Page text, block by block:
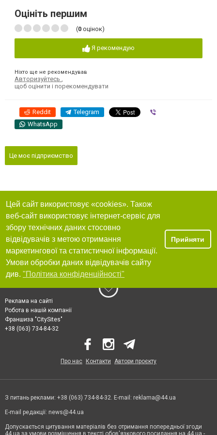
Оцініть першим
(0 оцінок)
Я рекомендую
Ніхто ще не рекомендував
Авторизуйтесь
щоб оцінити і порекомендувати
Reddit Telegram
WhatsApp
Це моє підприємство
Цей сайт використовує «cookies». Також
веб-сайт використовує інтернет-сервіс для
збору технічних даних стосовно
відвідувачів з метою отримання
маркетингової та статистичної інформації.
Умови обробки даних відвідувачів сайту
див. "Політика конфіденційності"
Прийняти
Реклама на сайті
Робота в нашій компанії
Франшиза "CitySites"
+38 (063) 734-84-32
Про нас Контакти Автори проєкту
З питань реклами: +38 (063) 734-84-32. E-mail: reklama@44.ua
E-mail редакції: news@44.ua
Допускається цитування матеріалів без отримання попередньої згоди
44.ua за умови розміщення в тексті обов'язкового посилання на 44.ua -